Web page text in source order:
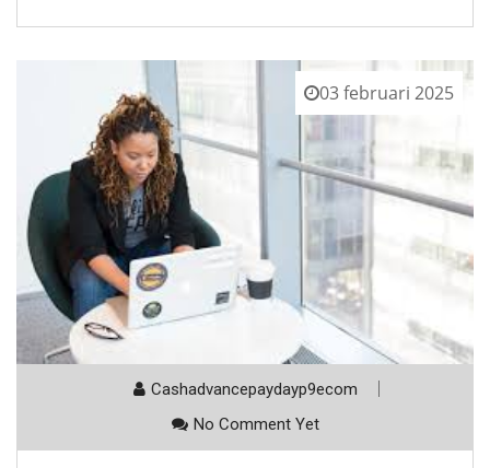
03 februari 2025
Cashadvancepaydayp9ecom
No Comment Yet